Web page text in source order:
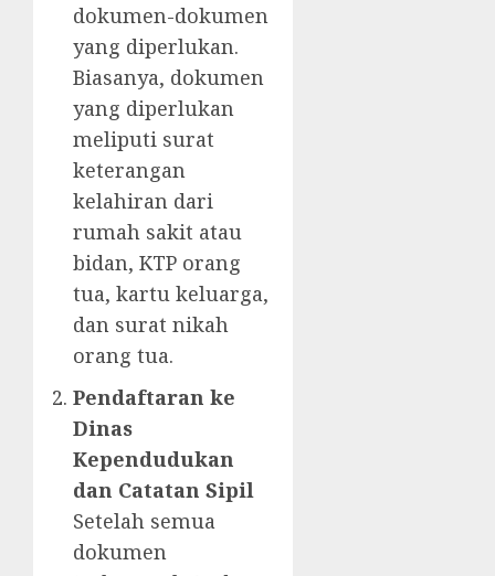
dokumen-dokumen
yang diperlukan.
Biasanya, dokumen
yang diperlukan
meliputi surat
keterangan
kelahiran dari
rumah sakit atau
bidan, KTP orang
tua, kartu keluarga,
dan surat nikah
orang tua.
Pendaftaran ke
Dinas
Kependudukan
dan Catatan Sipil
Setelah semua
dokumen